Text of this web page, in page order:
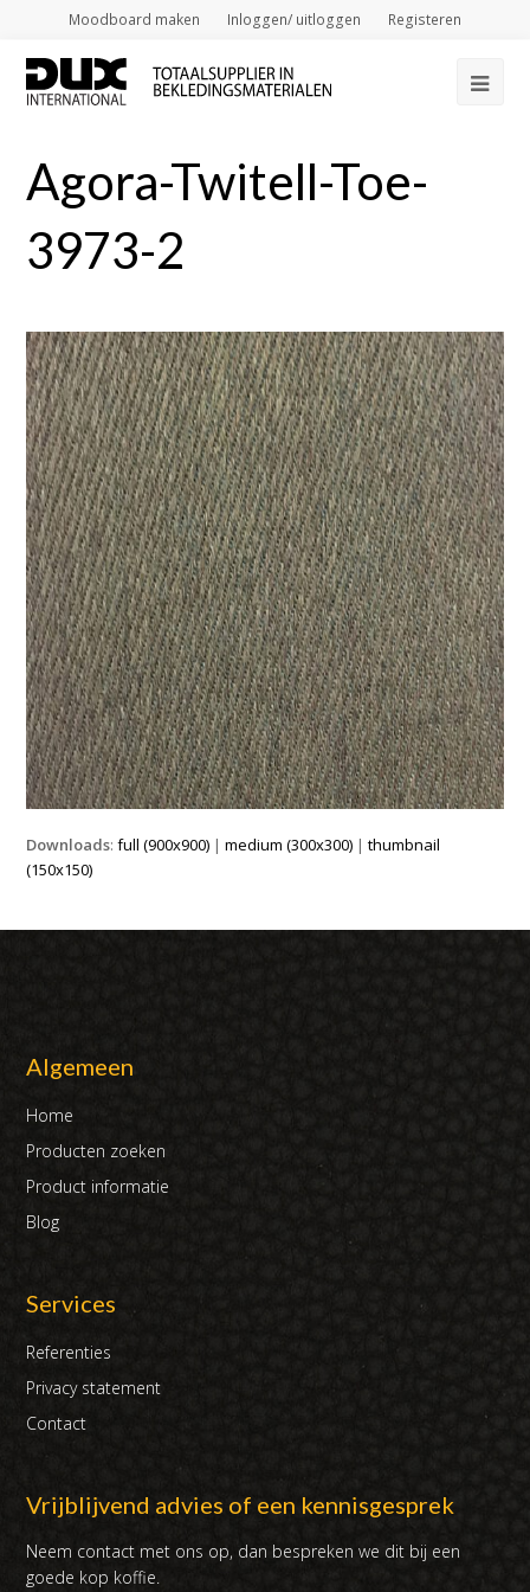
Moodboard maken Inloggen/ uitloggen Registeren
Agora-Twitell-Toe-
3973-2
Downloads:full (900x900) |medium (300x300) |thumbnail
(150x150)
Algemeen
Home
Producten zoeken
Product informatie
Blog
Services
Referenties
Privacy statement
Contact
Vrijblijvend advies of een kennisgesprek
Neem contact met ons op, dan bespreken we dit bij een
goede kop koffie.